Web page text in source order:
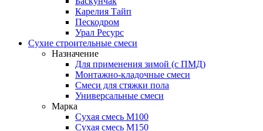
Карелия Тайп
Пескодром
Урал Ресурс
Сухие строительные смеси
Назначение
Для применения зимой (с ПМД)
Монтажно-кладочные смеси
Смеси для стяжки пола
Универсальные смеси
Марка
Сухая смесь М100
Сухая смесь М150